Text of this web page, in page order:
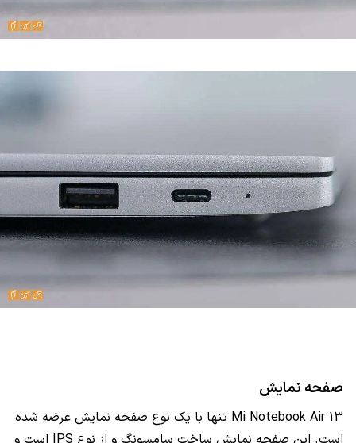
صفحه نمایش
Mi Notebook Air 13 تنها با یک نوع صفحه نمایش عرضه شده